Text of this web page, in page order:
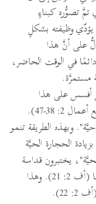
تصوُّره كبناءٍ
وظيفته بشكلٍ
على أنَّ هذا
في الوقت الحاضر،
مستمرَّة.
قد وضع أهل أفسس على هذا
الأساس عندما أطاعوا الإنجيل وتمَّ ضمُّهم إلى الكنسية (راجع أعمال 2: 38-47).
وبهذه الطريقة تنمو
تنمو بزيادة الحجارة الحيَّة
يختبرون قداسة
الحياة. في هذا النموّ المزدوج، تصير الكنيسة "هيكلًا مقدَّسًا (أف 2: 21). وهذا